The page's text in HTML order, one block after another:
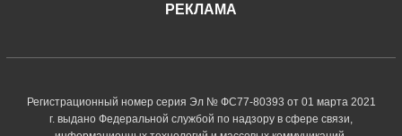
РЕКЛАМА
Регистрационный номер серия Эл № ФС77-80393 от 01 марта 2021
г. выдано Федеральной службой по надзору в сфере связи,